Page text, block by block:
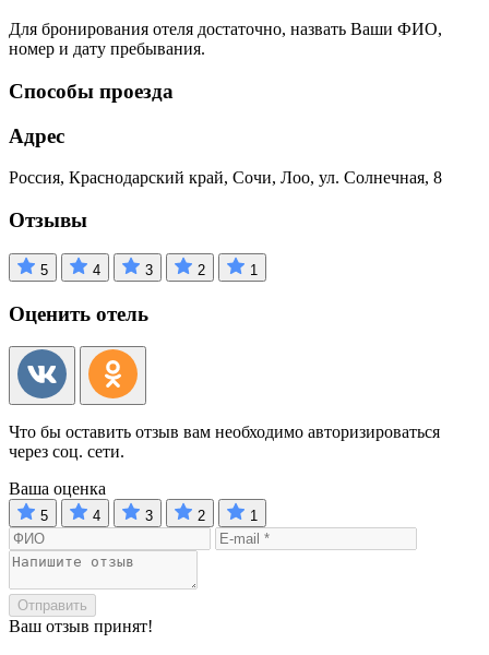
Для бронирования отеля достаточно, назвать Ваши ФИО,
номер и дату пребывания.
Способы проезда
Адрес
Россия, Краснодарский край, Сочи, Лоо, ул. Солнечная, 8
Отзывы
5 4 3 2 1
Оценить отель
Что бы оставить отзыв вам необходимо авторизироваться
через соц. сети.
Ваша оценка
5 4 3 2 1
Отправить
Ваш отзыв принят!